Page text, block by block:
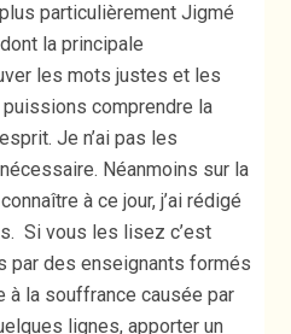
particulièrement Jigmé
la principale
les mots justes et les
comprendre la
Je n’ai pas les
Néanmoins sur la
à ce jour, j’ai rédigé
Si vous les lisez c’est
par des enseignants formés
à la souffrance causée par
lignes, apporter un